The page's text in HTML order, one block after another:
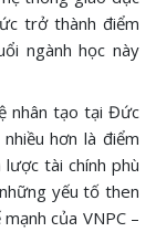
trở thành điểm
ngành học này
nhân tạo tại Đức
hơn là điểm
tài chính phù
yếu tố then
của VNPC –